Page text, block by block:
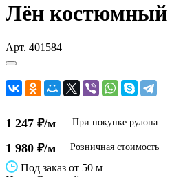
Лён костюмный
Арт. 401584
1 247 ₽/м При покупке рулона
1 980 ₽/м Розничная стоимость
Под заказ от 50 м